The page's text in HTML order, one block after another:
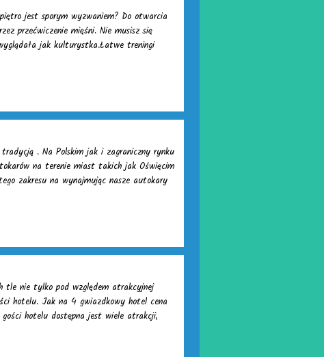
jest sporym wyzwaniem? Do otwarcia
przećwiczenie mięśni. Nie musisz się
jak kulturystka.Łatwe treningi
. Na Polskim jak i zagraniczny rynku
na terenie miast takich jak Oświęcim
zakresu na wynajmując nasze autokary
tle nie tylko pod względem atrakcyjnej
hotelu. Jak na 4 gwiazdkowy hotel cena
hotelu dostępna jest wiele atrakcji,